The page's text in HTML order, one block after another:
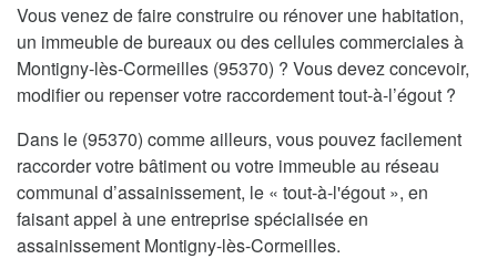
Vous venez de faire construire ou rénover une habitation,
un immeuble de bureaux ou des cellules commerciales à
Montigny-lès-Cormeilles (95370) ? Vous devez concevoir,
modifier ou repenser votre raccordement tout-à-l’égout ?
Dans le (95370) comme ailleurs, vous pouvez facilement
raccorder votre bâtiment ou votre immeuble au réseau
communal d’assainissement, le « tout-à-l'égout », en
faisant appel à une entreprise spécialisée en
assainissement Montigny-lès-Cormeilles.